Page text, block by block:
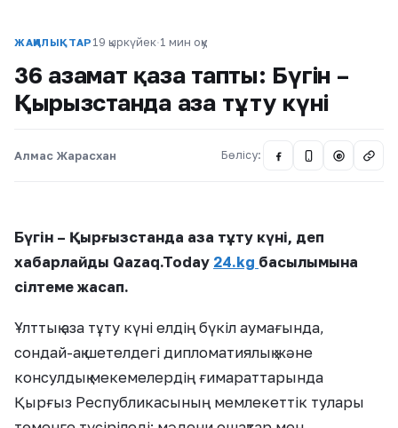
ЖАҢАЛЫҚТАР 19 қыркүйек·1 мин оқу
36 азамат қаза тапты: Бүгін –
Қырғызстанда аза тұту күні
Алмас Жарасхан Бөлісу: @
Бүгін – Қырғызстанда аза тұту күні, деп
хабарлайды Qazaq.Today 24.kg басылымына
сілтеме жасап.
Ұлттық аза тұту күні елдің бүкіл аумағында,
сондай-ақ шетелдегі дипломатиялық және
консулдық мекемелердің ғимараттарында
Қырғыз Республикасының мемлекеттік тулары